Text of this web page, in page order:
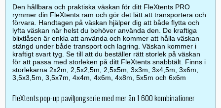
Den hållbara och praktiska väskan för ditt FleXtents PRO
rymmer din FleXtents ram och gör det lätt att transportera och
förvara. Handtagen på väskan hjälper dig att både flytta och
lyfta väskan när helst du behöver använda den. De kraftiga
blixtlåsen är enkla att använda och kommer att hålla väskan
stängd under både transport och lagring. Väskan kommer i
kraftigt svart tyg. Se till att du beställer rätt storlek på väskan
för att passa med storleken på ditt FleXtents snabbtält. Finns i
storlekarna 2x2m, 2,5x2,5m, 2,5x5m, 3x3m, 3x4,5m, 3x6m,
3,5x3,5m, 3,5x7m, 4x4m, 4x6m, 4x8m, 5x5m och 6x6m
FleXtents pop-up paviljongserie med mer än 1 600 kombinationer